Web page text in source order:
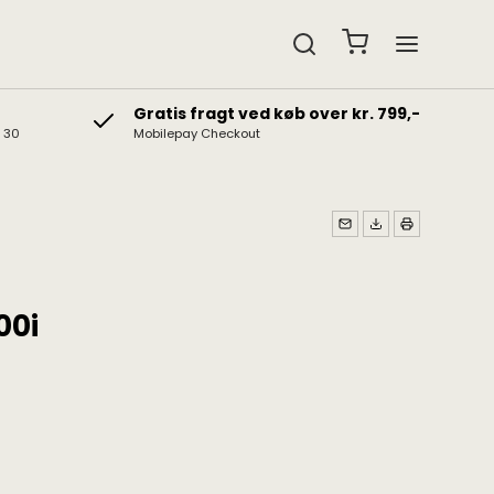
30
Gratis fragt ved køb over kr. 799,-
Mobilepay Checkout